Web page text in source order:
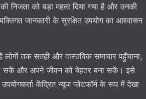
निजता को बड़ा महत्व दिया गया है और उनकी
जानकारी के सुरक्षित उपयोग का आश्वासन
तक सतही और वास्तविक समाचार पहुँचाना,
सकें और अपने जीवन को बेहतर बना सकें। इसे
केंद्रित न्यूज प्लेटफॉर्म के रूप में देखा